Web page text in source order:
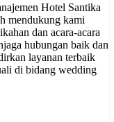
Hotel Santika
mendukung kami
dan acara-acara
hubungan baik dan
layanan terbaik
di bidang wedding